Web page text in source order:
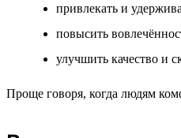
привлекать и
повысить
улучшить качество и
Проще говоря, когда людям